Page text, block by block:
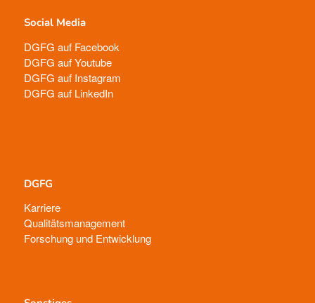
Social Media
DGFG auf Facebook
DGFG auf Youtube
DGFG auf Instagram
DGFG auf LinkedIn
DGFG
Karriere
Qualitätsmanagement
Forschung und Entwicklung